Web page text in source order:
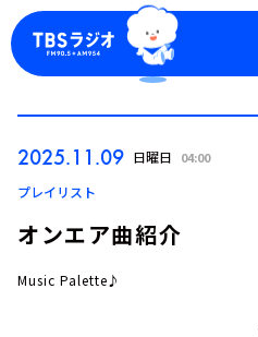
2025.11.09 日曜日 04:00
プレイリスト
オンエア曲紹介
Music Palette♪